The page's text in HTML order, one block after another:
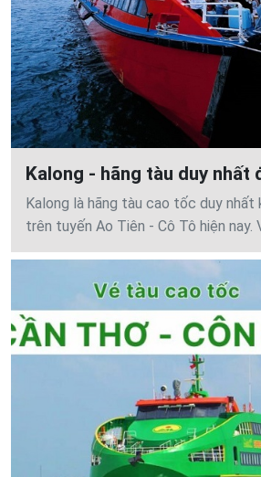
Kalong - hãng tàu duy nhất
Kalong là hãng tàu cao tốc duy nhất
trên tuyến Ao Tiên - Cô Tô hiện nay.